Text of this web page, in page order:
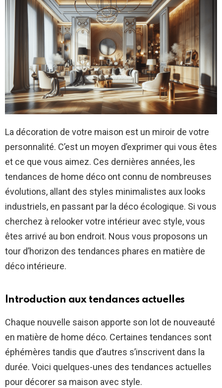
La décoration de votre maison est un miroir de votre
personnalité. C’est un moyen d’exprimer qui vous êtes
et ce que vous aimez. Ces dernières années, les
tendances de home déco ont connu de nombreuses
évolutions, allant des styles minimalistes aux looks
industriels, en passant par la déco écologique. Si vous
cherchez à relooker votre intérieur avec style, vous
êtes arrivé au bon endroit. Nous vous proposons un
tour d’horizon des tendances phares en matière de
déco intérieure.
Introduction aux tendances actuelles
Chaque nouvelle saison apporte son lot de nouveauté
en matière de home déco. Certaines tendances sont
éphémères tandis que d’autres s’inscrivent dans la
durée. Voici quelques-unes des tendances actuelles
pour décorer sa maison avec style.